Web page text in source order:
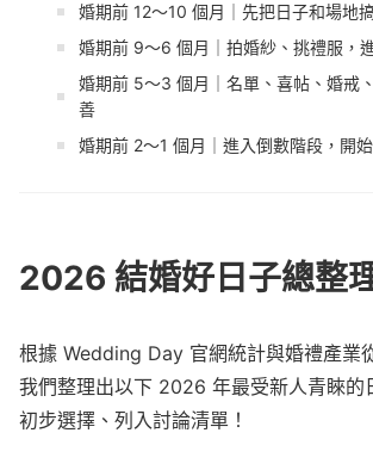
婚期前 12～10 個月｜先把日子和場地
婚期前 9～6 個月｜拍婚紗、挑禮服，
婚期前 5～3 個月｜名單、喜帖、婚戒
善
婚期前 2～1 個月｜進入倒數階段，開
2026 結婚好日子總整
根據 Wedding Day 官網統計與婚禮產業
我們整理出以下 2026 年最受新人青睞的
初步選擇、列入討論清單！